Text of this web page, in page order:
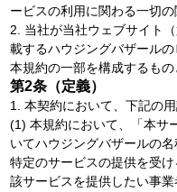
ービスの利用に関わる一切の
2. 当社が当社ウェブサイト
載するハウジングバザール
本規約の一部を構成するもの
第2条（定義）
1. 本契約において、下記の
(1) 本規約において、「本サ
いてハウジングバザールの
特定のサービスの提供を受
該サービスを提供したい事